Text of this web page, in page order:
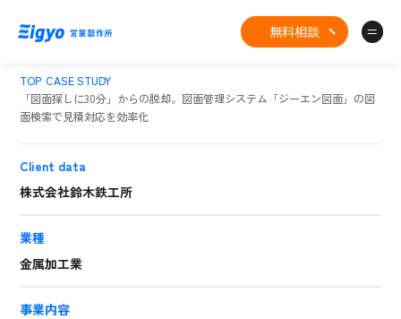
無料相談
TOP CASE STUDY
「図面探しに30分」からの脱却。図面管理システム「ジーエン図面」の図
面検索で見積対応を効率化
Client data
株式会社鈴木鉄工所
業種
金属加工業
事業内容